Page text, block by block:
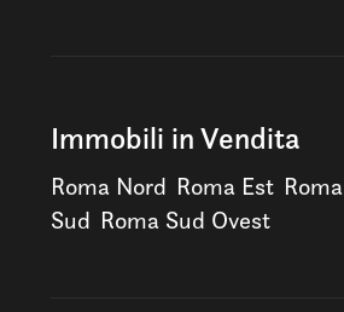
Immobili in Vendita
Roma Nord Roma Est Roma
Sud Roma Sud Ovest